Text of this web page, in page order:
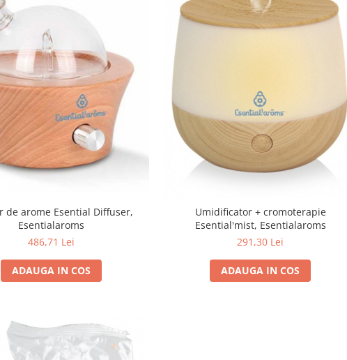
de arome Esential Diffuser,
Esentialaroms
486,71 Lei
ADAUGA IN COS
Umidificator + cromoterapie
Esential'mist, Esentialaroms
291,30 Lei
ADAUGA IN COS